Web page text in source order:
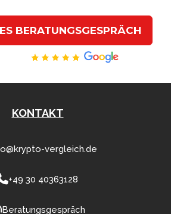
BERATUNGSGESPRÄCH
KONTAKT
vergleich.de
+49 30 40363128
Beratungsgespräch